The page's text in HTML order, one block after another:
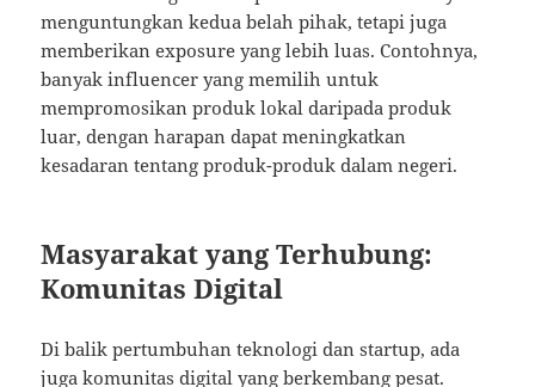
menguntungkan kedua belah pihak, tetapi juga
memberikan exposure yang lebih luas. Contohnya,
banyak influencer yang memilih untuk
mempromosikan produk lokal daripada produk
luar, dengan harapan dapat meningkatkan
kesadaran tentang produk-produk dalam negeri.
Masyarakat yang Terhubung:
Komunitas Digital
Di balik pertumbuhan teknologi dan startup, ada
juga komunitas digital yang berkembang pesat.